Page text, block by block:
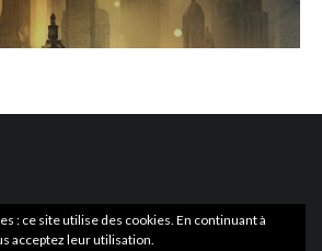
: ce site utilise des cookies. En continuant à
acceptez leur utilisation.